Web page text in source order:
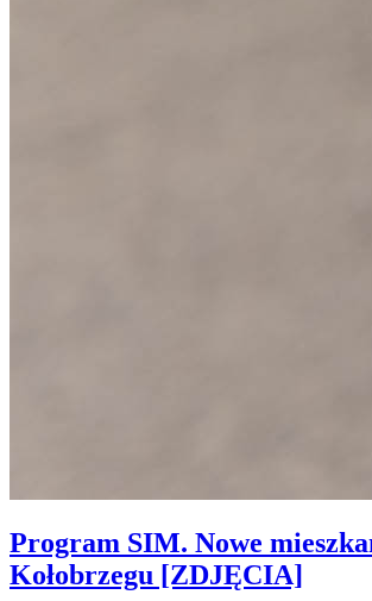
Program SIM. Nowe
Kołobrzegu [ZDJĘCIA]